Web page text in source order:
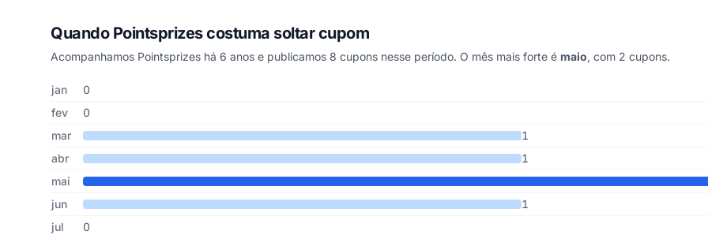
Quando Pointsprizes costuma soltar cupom
Acompanhamos Pointsprizes há 6 anos e publicamos 8 cupons nesse período. O mês mais forte é maio, com 2 cupons.
Cupons de Pointsprizes publicados por mês, somando os últimos 6 anos
Mês Cupons publicados
jan
0
fev
0
mar
1
abr
1
mai
jun
1
jul
0